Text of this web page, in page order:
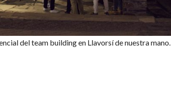
del team building en Llavorsí de nuestra mano.